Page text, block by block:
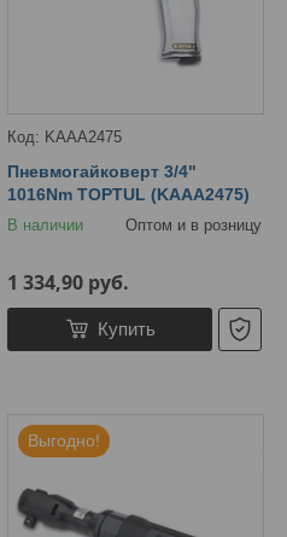
KAAA2475
Пневмогайковерт 3/4"
1016Nm TOPTUL (KAAA2475)
В наличии Оптом и в розницу
1 334,90 руб.
Купить
Выгодно!